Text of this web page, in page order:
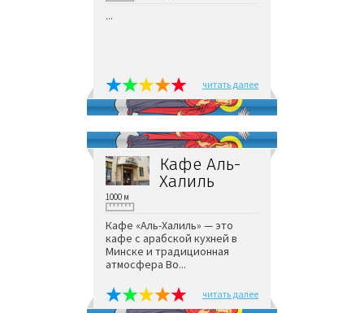
...
читать далее
Кафе Аль-
Халиль
1000 м
Кафе «Аль-Халиль» — это
кафе с арабской кухней в
Минске и традиционная
атмосфера Во...
читать далее